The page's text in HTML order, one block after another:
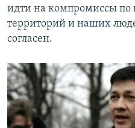
идти на компромиссы по
территорий и наших
согласен.